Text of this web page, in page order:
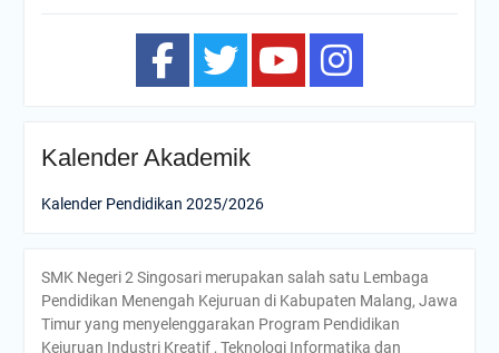
Kalender Akademik
Kalender Pendidikan 2025/2026
SMK Negeri 2 Singosari merupakan salah satu Lembaga
Pendidikan Menengah Kejuruan di Kabupaten Malang, Jawa
Timur yang menyelenggarakan Program Pendidikan
Kejuruan Industri Kreatif , Teknologi Informatika dan